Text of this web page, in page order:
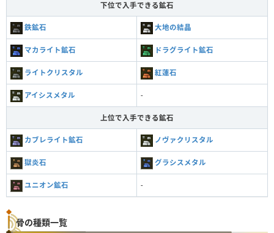
下位で入手できる鉱石
鉄鉱石 大地の結晶
マカライト鉱石 ドラグライト鉱石
ライトクリスタル 紅蓮石
アイシスメタル -
上位で入手できる鉱石
カブレライト鉱石 ノヴァクリスタル
獄炎石 グラシスメタル
ユニオン鉱石 -
骨の種類一覧